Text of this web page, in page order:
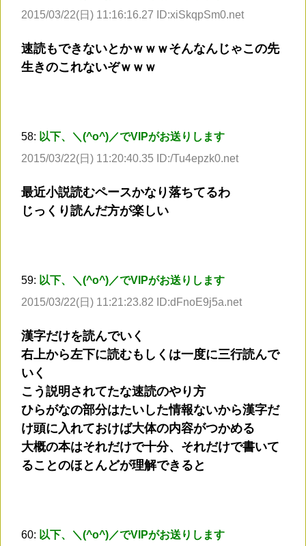
2015/03/22(日) 11:16:16.27 ID:xiSkqpSm0.net
速読もできないとかｗｗｗそんなんじゃこの先
生きのこれないぞｗｗｗ
58: 以下、＼(^o^)／でVIPがお送りします
2015/03/22(日) 11:20:40.35 ID:/Tu4epzk0.net
最近小説読むペースかなり落ちてるわ
じっくり読んだ方が楽しい
59: 以下、＼(^o^)／でVIPがお送りします
2015/03/22(日) 11:21:23.82 ID:dFnoE9j5a.net
漢字だけを読んでいく
右上から左下に読むもしくは一度に三行読んで
いく
こう説明されてたな速読のやり方
ひらがなの部分はたいした情報ないから漢字だ
け頭に入れておけば大体の内容がつかめる
大概の本はそれだけで十分、それだけで書いて
ることのほとんどが理解できると
60: 以下、＼(^o^)／でVIPがお送りします